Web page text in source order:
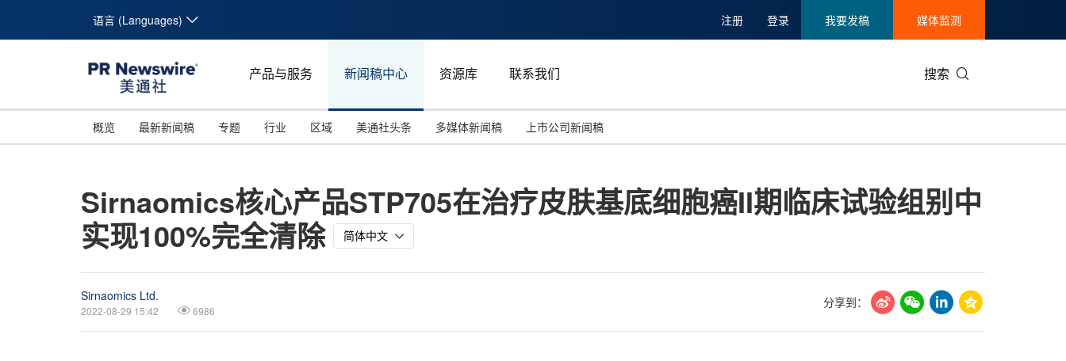
语言 (Languages) 注册 登录 我要发稿 媒体监测
产品与服务 新闻稿中心 资源库 联系我们 搜索
概览 最新新闻稿 专题
投资并购
碳中和
行业
能源化工与环保
娱乐时尚与艺术
区域
马来西亚
新加坡
美通社头条 多媒体新闻稿 上市公司新闻稿
Sirnaomics核心产品STP705在治疗皮肤基底细胞癌II期临床试验组别中
实现100%完全清除
简体中文
Sirnaomics Ltd.
2022-08-29 15:42 6986
分享到：